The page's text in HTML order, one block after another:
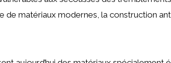
de matériaux modernes, la construction